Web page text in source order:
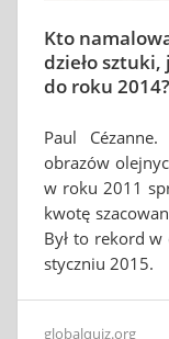
Kto
dzieło
do roku 2014?
Paul
obrazów
w roku 2011
kwotę
Był to rekord
styczniu 2015.
globalquiz.org